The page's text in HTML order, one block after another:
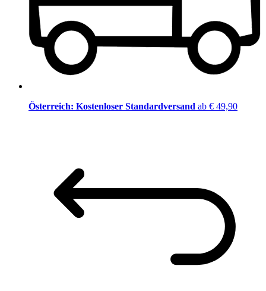
Österreich: Kostenloser Standardversand ab € 49,90